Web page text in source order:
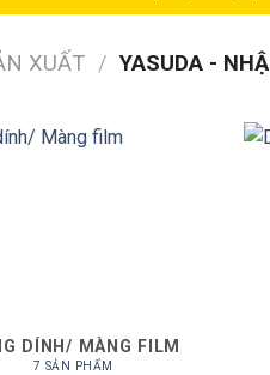
XUẤT / YASUDA -
DÍNH/ MÀNG FILM
7 SẢN PHẨM